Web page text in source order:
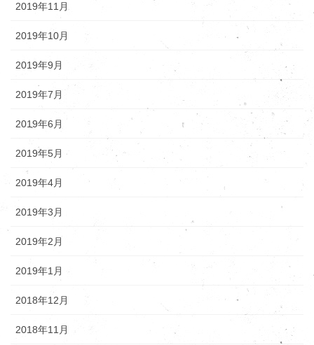
2019年11月
2019年10月
2019年9月
2019年7月
2019年6月
2019年5月
2019年4月
2019年3月
2019年2月
2019年1月
2018年12月
2018年11月